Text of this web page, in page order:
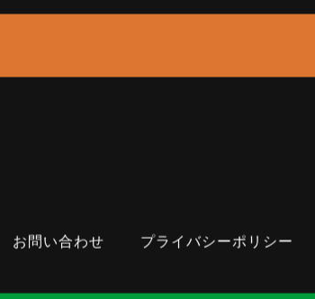
お問い合わせ プライバシーポリシー